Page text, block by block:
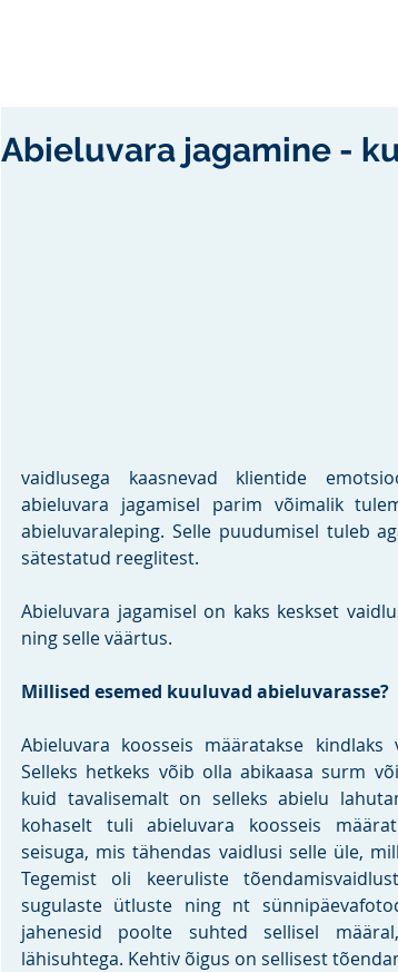
Abieluvara jagamine -
vaidlusega kaasnevad klientide
abieluvara jagamisel parim võimalik
abieluvaraleping. Selle puudumisel tuleb
sätestatud reeglitest.
Abieluvara jagamisel on kaks keskset
ning selle väärtus.
Millised esemed kuuluvad abieluvarasse?
Abieluvara koosseis määratakse kindlaks
Selleks hetkeks võib olla abikaasa surm
kuid tavalisemalt on selleks abielu
kohaselt tuli abieluvara koosseis
seisuga, mis tähendas vaidlusi selle üle,
Tegemist oli keeruliste
sugulaste ütluste ning nt
jahenesid poolte suhted sellisel
lähisuhtega. Kehtiv õigus on sellisest